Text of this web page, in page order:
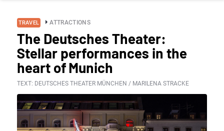
TRAVEL ATTRACTIONS
The Deutsches Theater:
Stellar performances in the
heart of Munich
TEXT: DEUTSCHES THEATER MÜNCHEN / MARILENA STRACKE